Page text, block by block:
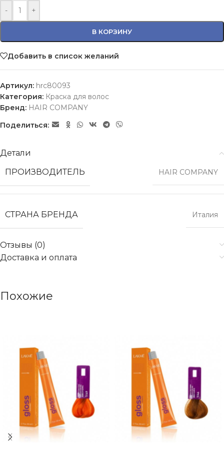
- +
В КОРЗИНУ
Добавить в список желаний
Артикул: hrc80093
Категория: Краска для волос
Бренд: HAIR COMPANY
Поделиться:
Детали
ПРОИЗВОДИТЕЛЬ
HAIR COMPANY
СТРАНА БРЕНДА Италия
Отзывы (0)
Доставка и оплата
Похожие